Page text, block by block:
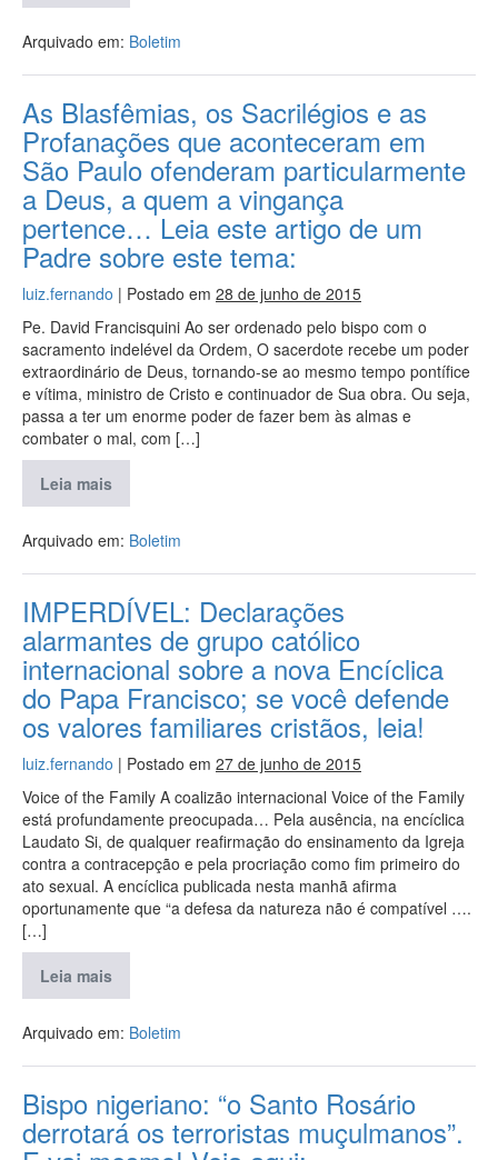
Arquivado em: Boletim
As Blasfêmias, os Sacrilégios e as
Profanações que aconteceram em
São Paulo ofenderam particularmente
a Deus, a quem a vingança
pertence… Leia este artigo de um
Padre sobre este tema:
luiz.fernando | Postado em 28 de junho de 2015
Pe. David Francisquini Ao ser ordenado pelo bispo com o
sacramento indelével da Ordem, O sacerdote recebe um poder
extraordinário de Deus, tornando-se ao mesmo tempo pontífice
e vítima, ministro de Cristo e continuador de Sua obra. Ou seja,
passa a ter um enorme poder de fazer bem às almas e
combater o mal, com […]
Leia mais
Arquivado em: Boletim
IMPERDÍVEL: Declarações
alarmantes de grupo católico
internacional sobre a nova Encíclica
do Papa Francisco; se você defende
os valores familiares cristãos, leia!
luiz.fernando | Postado em 27 de junho de 2015
Voice of the Family A coalizão internacional Voice of the Family
está profundamente preocupada… Pela ausência, na encíclica
Laudato Si, de qualquer reafirmação do ensinamento da Igreja
contra a contracepção e pela procriação como fim primeiro do
ato sexual. A encíclica publicada nesta manhã afirma
oportunamente que “a defesa da natureza não é compatível ….
[…]
Leia mais
Arquivado em: Boletim
Bispo nigeriano: “o Santo Rosário
derrotará os terroristas muçulmanos”.